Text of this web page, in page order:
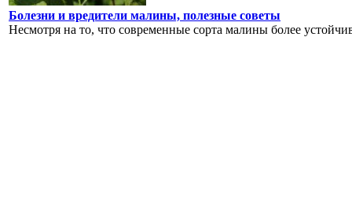
Болезни и вредители малины, полезные советы
Несмотря на то, что современные сорта малины более